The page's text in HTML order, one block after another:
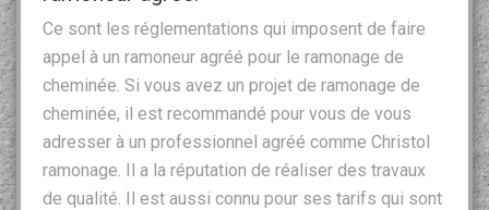
Ce sont les réglementations qui imposent de faire
appel à un ramoneur agréé pour le ramonage de
cheminée. Si vous avez un projet de ramonage de
cheminée, il est recommandé pour vous de vous
adresser à un professionnel agréé comme Christol
ramonage. Il a la réputation de réaliser des travaux
de qualité. Il est aussi connu pour ses tarifs qui sont